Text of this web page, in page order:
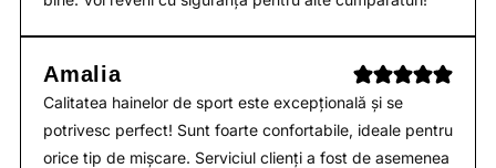
Amalia
Calitatea hainelor de sport este excepțională și se
potrivesc perfect! Sunt foarte confortabile, ideale pentru
orice tip de mișcare. Serviciul clienți a fost de asemenea